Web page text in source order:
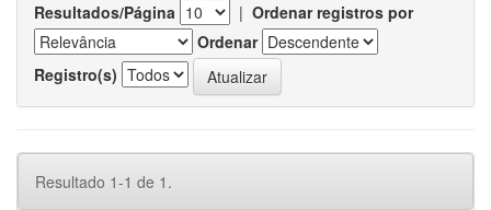
Resultados/Página | Ordenar registros por
Ordenar
Registro(s)
Resultado 1-1 de 1.